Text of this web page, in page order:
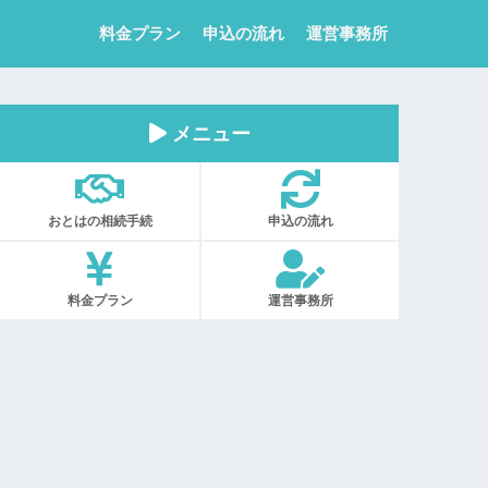
料金プラン 申込の流れ 運営事務所
メニュー
おとはの相続手続 申込の流れ
料金プラン 運営事務所